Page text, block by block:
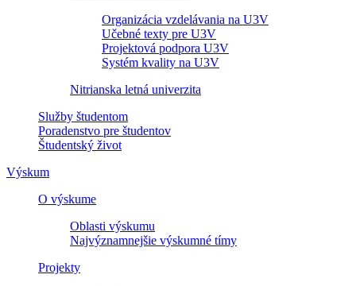
Organizácia vzdelávania na U3V
Učebné texty pre U3V
Projektová podpora U3V
Systém kvality na U3V
Nitrianska letná univerzita
Služby študentom
Poradenstvo pre študentov
Študentský život
Výskum
O výskume
Oblasti výskumu
Najvýznamnejšie výskumné tímy
Projekty